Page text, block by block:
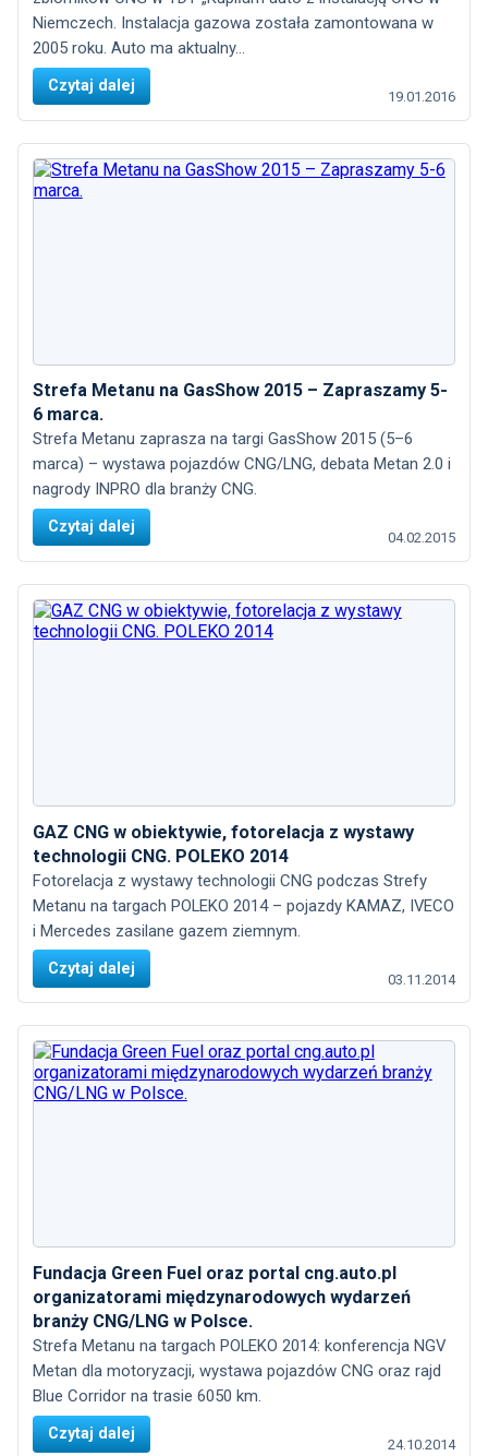
Niemczech. Instalacja gazowa została zamontowana w
2005 roku. Auto ma aktualny...
Czytaj dalej
19.01.2016
Strefa Metanu na GasShow 2015 – Zapraszamy 5-
6 marca.
Strefa Metanu zaprasza na targi GasShow 2015 (5–6
marca) – wystawa pojazdów CNG/LNG, debata Metan 2.0 i
nagrody INPRO dla branży CNG.
Czytaj dalej
04.02.2015
GAZ CNG w obiektywie, fotorelacja z wystawy
technologii CNG. POLEKO 2014
Fotorelacja z wystawy technologii CNG podczas Strefy
Metanu na targach POLEKO 2014 – pojazdy KAMAZ, IVECO
i Mercedes zasilane gazem ziemnym.
Czytaj dalej
03.11.2014
Fundacja Green Fuel oraz portal cng.auto.pl
organizatorami międzynarodowych wydarzeń
branży CNG/LNG w Polsce.
Strefa Metanu na targach POLEKO 2014: konferencja NGV
Metan dla motoryzacji, wystawa pojazdów CNG oraz rajd
Blue Corridor na trasie 6050 km.
Czytaj dalej
24.10.2014